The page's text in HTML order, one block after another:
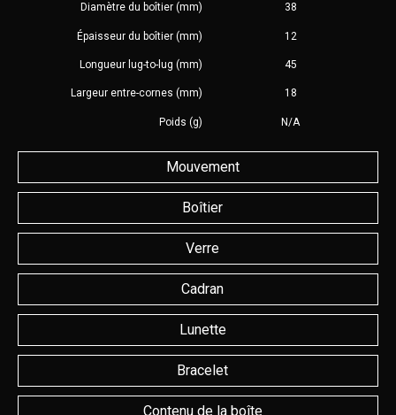
Mouvement
Boîtier
Verre
Cadran
Lunette
Bracelet
Contenu de la boîte
Diamètre du boîtier (mm) 38
Épaisseur du boîtier (mm) 12
Longueur lug-to-lug (mm) 45
Largeur entre-cornes (mm) 18
Poids (g) N/A